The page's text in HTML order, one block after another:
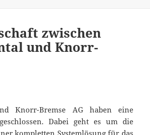
zwischen
und Knorr-
Knorr-Bremse AG haben eine
Dabei geht es um die
kompletten Systemlösung für das